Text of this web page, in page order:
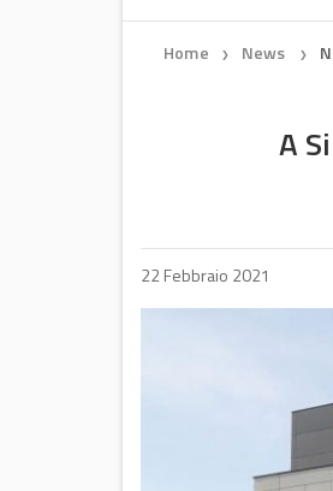
Home ❯ News ❯
A
22 Febbraio 2021